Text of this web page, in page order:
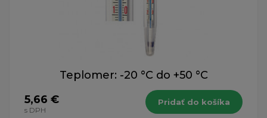
Teplomer: -20 °C do +50 °C
5,66 €
s DPH
Pridať do košíka